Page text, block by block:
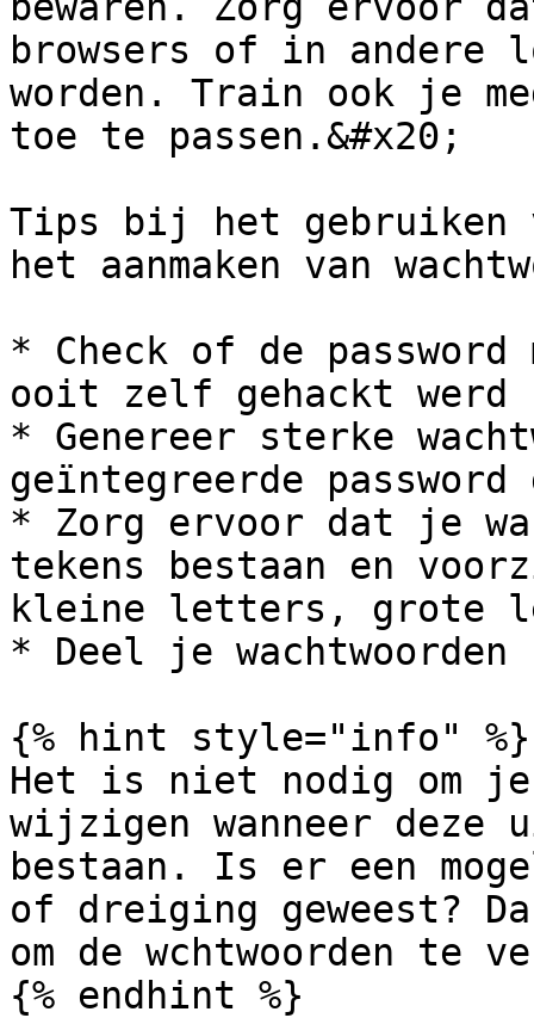
browsers of in andere
worden. Train ook je
toe te passen.&#x20;
Tips bij het gebruiken
het aanmaken van
* Check of de
ooit zelf gehackt werd
* Genereer sterke
geïntegreerde password
* Zorg ervoor dat je
tekens bestaan en
kleine letters, grote
* Deel je
{% hint style="info" %}
Het is niet nodig om je
wijzigen wanneer
bestaan. Is er een
of dreiging geweest?
om de wchtwoorden te
{% endhint %}